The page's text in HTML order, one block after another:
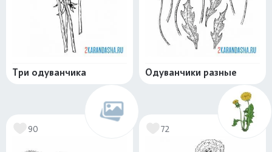
Три одуванчика Одуванчики разные
90 72